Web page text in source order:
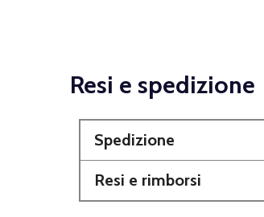
Resi e spedizione
Spedizione
Resi e rimborsi